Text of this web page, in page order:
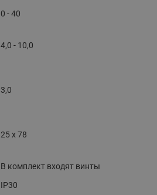
0 - 40
4,0 - 10,0
3,0
25 x 78
В комплект входят винты
IP30